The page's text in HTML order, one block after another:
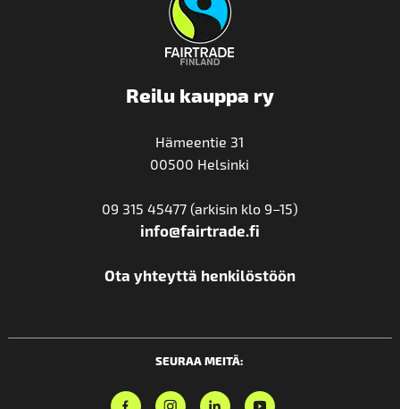
Reilu kauppa ry
Hämeentie 31
00500 Helsinki
09 315 45477 (arkisin klo 9–15)
info@fairtrade.fi
Ota yhteyttä henkilöstöön
SEURAA MEITÄ: